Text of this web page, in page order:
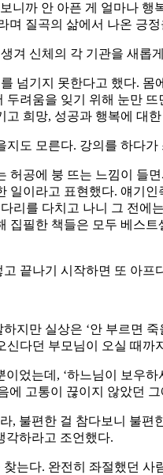
니까 안 아픈 게 얼마나
며 질곡의 삶에서 나온 긍
겨 신체의 각 기관을 새롭
넘기지 못한다고 했다.
려움을 잊기 위해 눈만
희망, 성공과 행복에 대
도 모른다. 강의를 하다
허공에 붕 뜨는 느낌이
이라고 표현했다. 얘기
리를 다치고 나니 그 전
집필한 책들은 모두 베스
끝나기 시작하면 또 아프
지만 실상은 ‘안 부르면
다던 부모님이 오실 때
었는데, ‘하느님이 보우
에 고통이 끊이지 않았던
, 불편한 걸 참다보니 불
각하라고 조언했다.
는다. 완전히 좌절했던